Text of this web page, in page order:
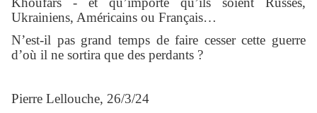
Ukrainiens, Américains ou Français…
N’est-il pas grand temps de faire cesser cette guerre
d’où il ne sortira que des perdants ?
Pierre Lellouche, 26/3/24